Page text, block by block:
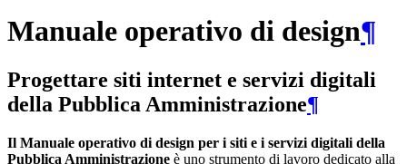
Manuale operativo di design¶
Progettare siti internet e servizi digitali
della Pubblica Amministrazione¶
Il Manuale operativo di design per i siti e i servizi digitali della
Pubblica Amministrazione è uno strumento di lavoro dedicato alla